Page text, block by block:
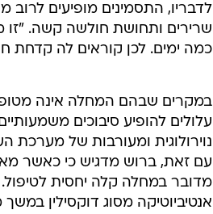
לדבריו, התסמינים מופיעים
שרירים ותחושת חולשה קשה.
כמה ימים. לכן קוראים לה קדחת
במקרים שבהם המחלה אינה
עלולים להופיע סיבוכים
נוירולוגית ומעורבות של מערכת
עם זאת, ברוש מדגיש כי כאשר
מדובר במחלה קלה יחסית לטיפול.
אנטיביוטיקה מסוג דוקסילין